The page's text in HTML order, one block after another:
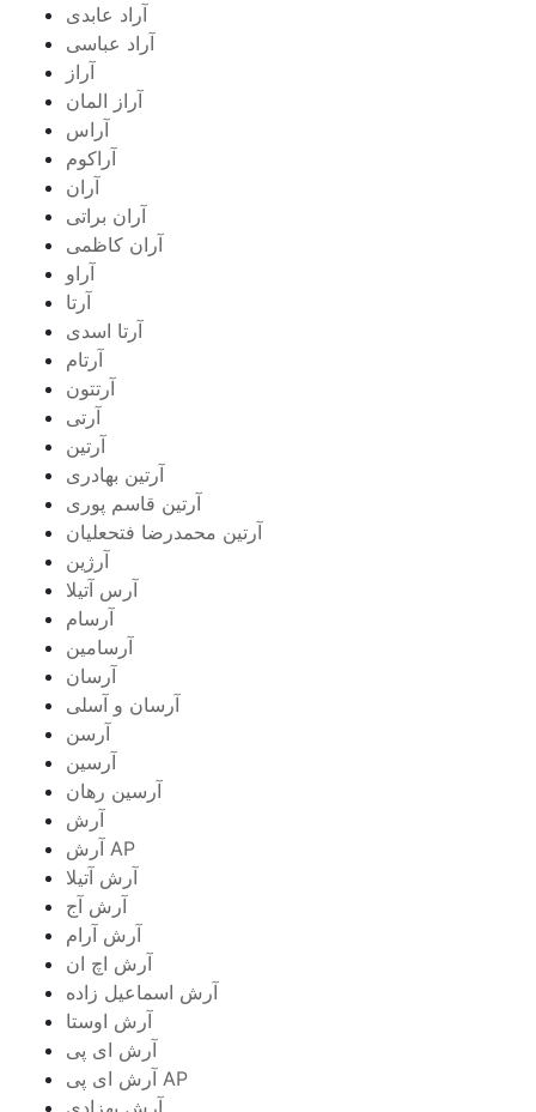
آراد عابدی
آراد عباسی
آراز
آراز المان
آراس
آراکوم
آران
آران براتی
آران کاظمی
آراو
آرتا
آرتا اسدی
آرتام
آرتتون
آرتی
آرتین
آرتین بهادری
آرتین قاسم پوری
آرتین محمدرضا فتحعلیان
آرژین
آرس آتیلا
آرسام
آرسامین
آرسان
آرسان و آسلی
آرسن
آرسین
آرسین رهان
آرش
آرش AP
آرش آتیلا
آرش آج
آرش آرام
آرش اچ ان
آرش اسماعیل زاده
آرش اوستا
آرش ای پی
آرش ای پی AP